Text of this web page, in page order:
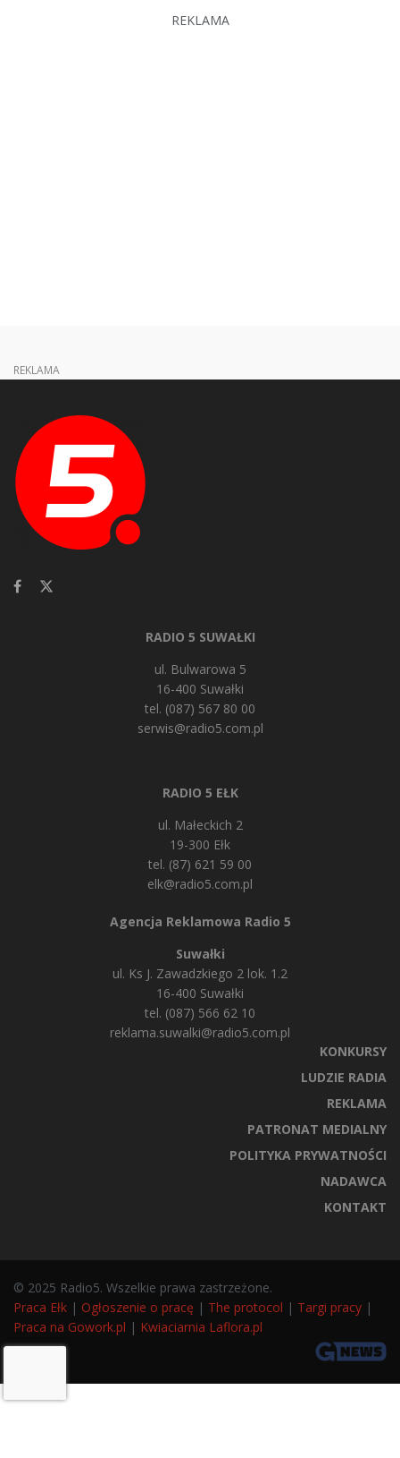
REKLAMA
REKLAMA
RADIO 5 SUWAŁKI
ul. Bulwarowa 5
16-400 Suwałki
tel. (087) 567 80 00
serwis@radio5.com.pl
RADIO 5 EŁK
ul. Małeckich 2
19-300 Ełk
tel. (87) 621 59 00
elk@radio5.com.pl
Agencja Reklamowa Radio 5
Suwałki
ul. Ks J. Zawadzkiego 2 lok. 1.2
16-400 Suwałki
tel. (087) 566 62 10
reklama.suwalki@radio5.com.pl
KONKURSY
LUDZIE RADIA
REKLAMA
PATRONAT MEDIALNY
POLITYKA PRYWATNOŚCI
NADAWCA
KONTAKT
© 2025 Radio5. Wszelkie prawa zastrzeżone.
Praca Ełk | Ogłoszenie o pracę | The protocol | Targi pracy |
Praca na Gowork.pl | Kwiaciarnia Laflora.pl